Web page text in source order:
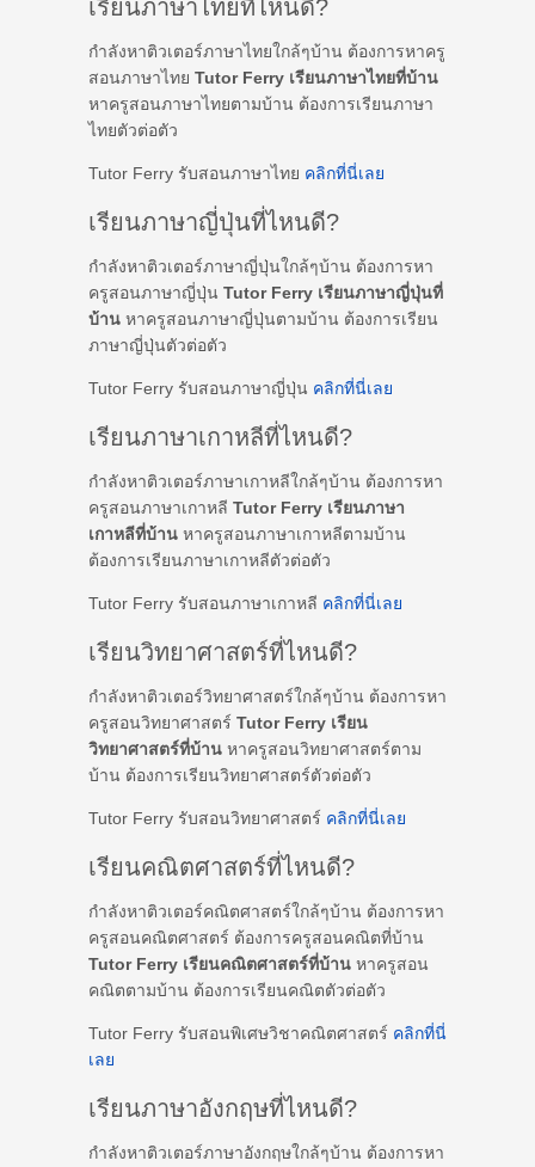
เรียนภาษาไทยที่ไหนดี?
กำลังหาติวเตอร์ภาษาไทยใกล้ๆบ้าน ต้องการหาครู
สอนภาษาไทย Tutor Ferry เรียนภาษาไทยที่บ้าน
หาครูสอนภาษาไทยตามบ้าน ต้องการเรียนภาษา
ไทยตัวต่อตัว
Tutor Ferry รับสอนภาษาไทย คลิกที่นี่เลย
เรียนภาษาญี่ปุ่นที่ไหนดี?
กำลังหาติวเตอร์ภาษาญี่ปุ่นใกล้ๆบ้าน ต้องการหา
ครูสอนภาษาญี่ปุ่น Tutor Ferry เรียนภาษาญี่ปุ่นที่
บ้าน หาครูสอนภาษาญี่ปุ่นตามบ้าน ต้องการเรียน
ภาษาญี่ปุ่นตัวต่อตัว
Tutor Ferry รับสอนภาษาญี่ปุ่น คลิกที่นี่เลย
เรียนภาษาเกาหลีที่ไหนดี?
กำลังหาติวเตอร์ภาษาเกาหลีใกล้ๆบ้าน ต้องการหา
ครูสอนภาษาเกาหลี Tutor Ferry เรียนภาษา
เกาหลีที่บ้าน หาครูสอนภาษาเกาหลีตามบ้าน
ต้องการเรียนภาษาเกาหลีตัวต่อตัว
Tutor Ferry รับสอนภาษาเกาหลี คลิกที่นี่เลย
เรียนวิทยาศาสตร์ที่ไหนดี?
กำลังหาติวเตอร์วิทยาศาสตร์ใกล้ๆบ้าน ต้องการหา
ครูสอนวิทยาศาสตร์ Tutor Ferry เรียน
วิทยาศาสตร์ที่บ้าน หาครูสอนวิทยาศาสตร์ตาม
บ้าน ต้องการเรียนวิทยาศาสตร์ตัวต่อตัว
Tutor Ferry รับสอนวิทยาศาสตร์ คลิกที่นี่เลย
เรียนคณิตศาสตร์ที่ไหนดี?
กำลังหาติวเตอร์คณิตศาสตร์ใกล้ๆบ้าน ต้องการหา
ครูสอนคณิตศาสตร์ ต้องการครูสอนคณิตที่บ้าน
Tutor Ferry เรียนคณิตศาสตร์ที่บ้าน หาครูสอน
คณิตตามบ้าน ต้องการเรียนคณิตตัวต่อตัว
Tutor Ferry รับสอนพิเศษวิชาคณิตศาสตร์ คลิกที่นี่
เลย
เรียนภาษาอังกฤษที่ไหนดี?
กำลังหาติวเตอร์ภาษาอังกฤษใกล้ๆบ้าน ต้องการหา